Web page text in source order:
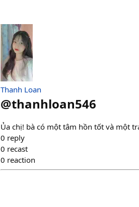
Thanh Loan
@thanhloan546
Ủa chị! bà có một tâm hồn tốt và một
0 reply
0 recast
0 reaction